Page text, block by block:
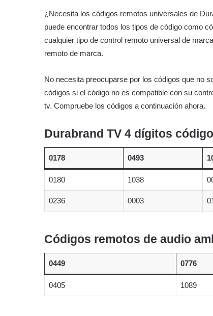
¿Necesita los códigos remotos universales de
puede encontrar todos los tipos de código como
cualquier tipo de control remoto universal de
remoto de marca.
No necesita preocuparse por los códigos que no
códigos si el código no es compatible con su
tv. Compruebe los códigos a continuación ahora.
Durabrand TV 4 dígitos
0178 0493
0180 1038
0236 0003
Códigos remotos de audio
0449 0776
0405 1089